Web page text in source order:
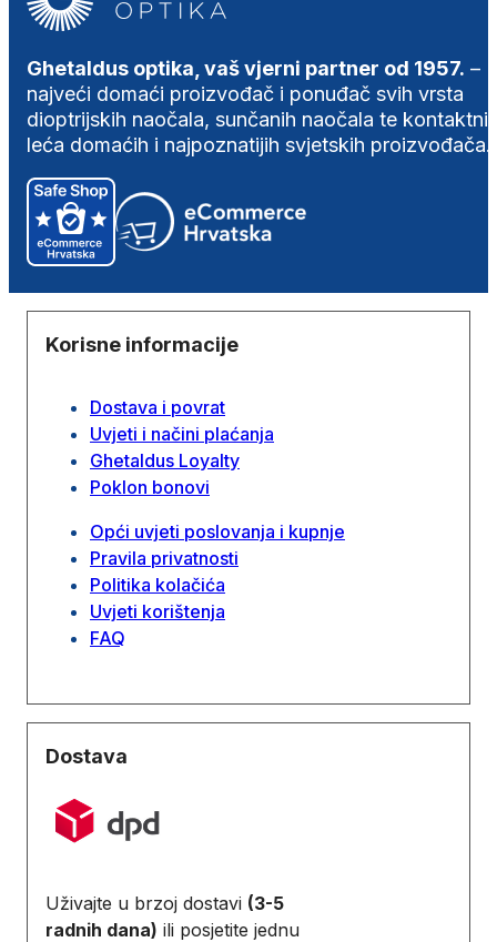
Ghetaldus optika, vaš vjerni partner od 1957. –
najveći domaći proizvođač i ponuđač svih vrsta
dioptrijskih naočala, sunčanih naočala te
leća domaćih i najpoznatijih svjetskih proizvođača.
Korisne informacije
Dostava i povrat
Uvjeti i načini plaćanja
Ghetaldus Loyalty
Poklon bonovi
Opći uvjeti poslovanja i kupnje
Pravila privatnosti
Politika kolačića
Uvjeti korištenja
FAQ
Dostava
Uživajte u brzoj dostavi (3-5
radnih dana) ili posjetite jednu